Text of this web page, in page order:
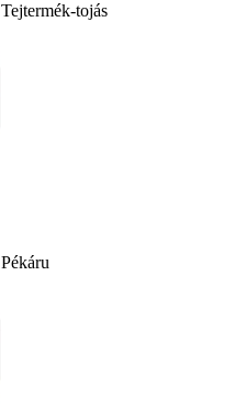
Tejtermék-tojás
Pékáru